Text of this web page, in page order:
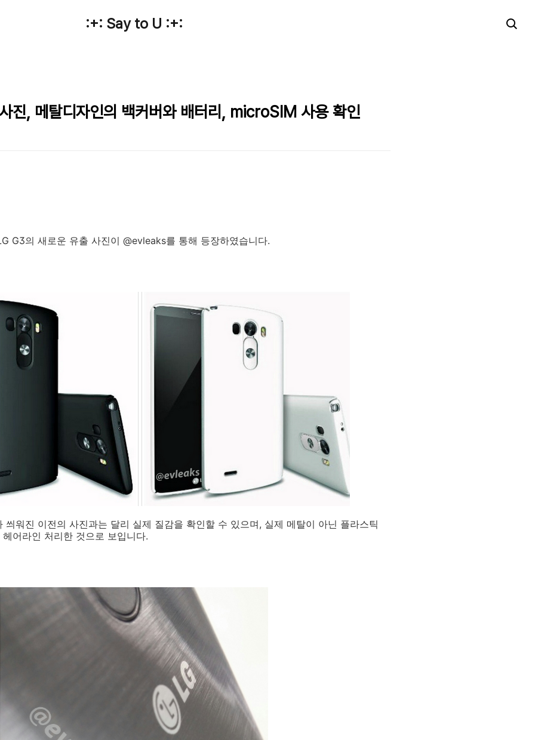
:+: Say to U :+:
진, 메탈디자인의 백커버와 배터리, microSIM 사용 확인
G3의 새로운 유출 사진이 @evleaks를 통해 등장하였습니다.
씌워진 이전의 사진과는 달리 실제 질감을 확인할 수 있으며, 실제 메탈이 아닌 플라스틱
어라인 처리한 것으로 보입니다.